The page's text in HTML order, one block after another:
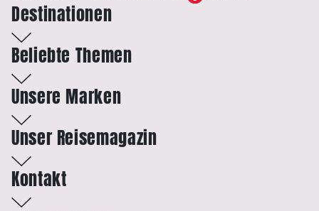
Destinationen
Beliebte Themen
Unsere Marken
Unser Reisemagazin
Kontakt